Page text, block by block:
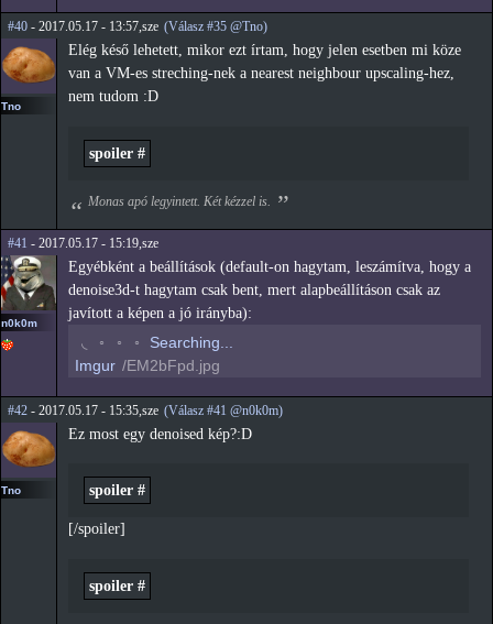
#40 - 2017.05.17 - 13:57,sze (Válasz #35 @Tno)
Tno
Elég késő lehetett, mikor ezt írtam, hogy jelen esetben mi köze
van a VM-es streching-nek a nearest neighbour upscaling-hez,
nem tudom :D
spoiler #
Monas apó legyintett. Két kézzel is.
#41 - 2017.05.17 - 15:19,sze
n0k0m
Egyébként a beállítások (default-on hagytam, leszámítva, hogy a
denoise3d-t hagytam csak bent, mert alapbeállításon csak az
javított a képen a jó irányba):
◝ ◦ ◦ ◦
Searching...
Imgur /EM2bFpd.jpg
#42 - 2017.05.17 - 15:35,sze (Válasz #41 @n0k0m)
Tno
Ez most egy denoised kép?:D
spoiler #
[/spoiler]
spoiler #